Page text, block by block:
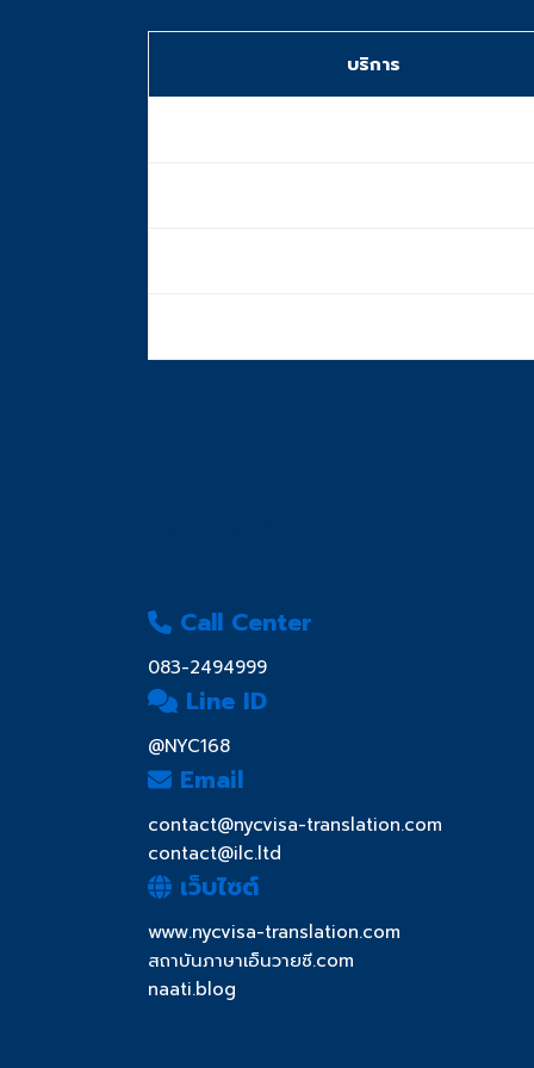
บริการ
Call Center
083-2494999
Line ID
@NYC168
Email
contact@nycvisa-translation.com
contact@ilc.ltd
เว็บไซต์
www.nycvisa-translation.com
สถาบันภาษาเอ็นวายซี.com
naati.blog